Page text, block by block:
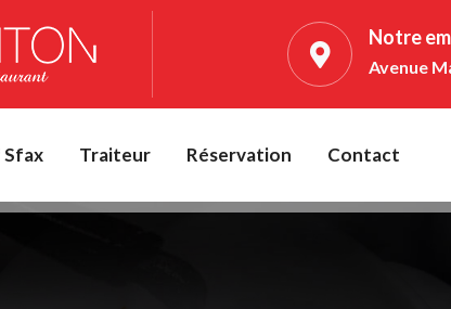
Notre
Avenue
Sfax Traiteur Réservation Contact